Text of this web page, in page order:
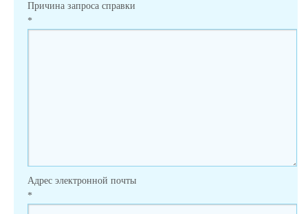
Причина запроса справки
*
Адрес электронной почты
*